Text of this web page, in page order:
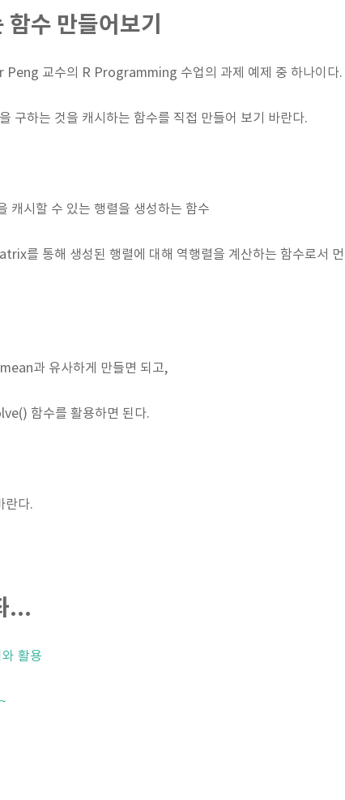
수 만들어보기
Peng 교수의 R Programming 수업의 과제 예제 중 하나이다.
구하는 것을 캐시하는 함수를 직접 만들어 보기 바란다.
시할 수 있는 행렬을 생성하는 함수
를 통해 생성된 행렬에 대해 역행렬을 계산하는 함수로서
과 유사하게 만들면 되고,
함수를 활용하면 된다.
란다.
...
활용